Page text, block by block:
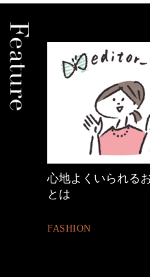
優木まおみさん「
割。」
LIFESTYLE